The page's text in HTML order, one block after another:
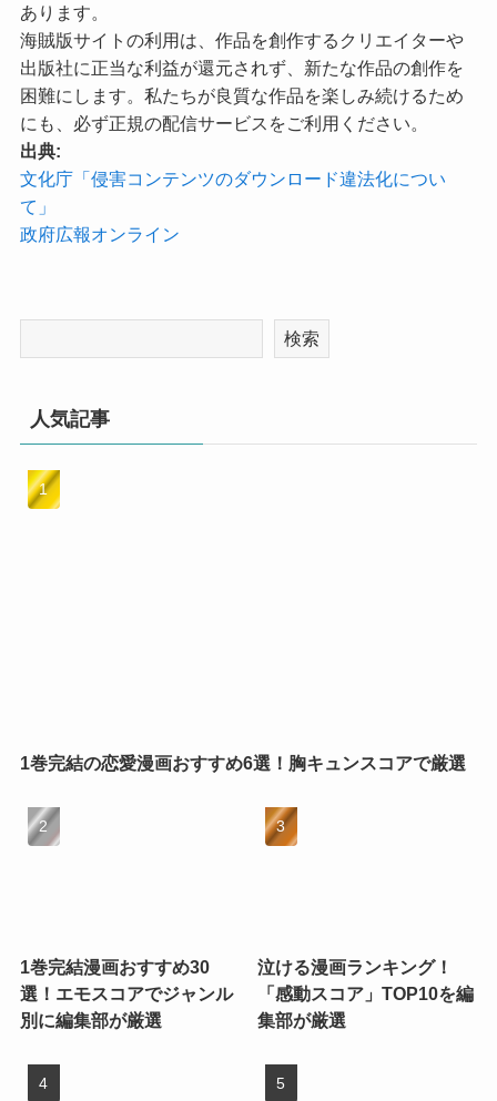
あります。
海賊版サイトの利用は、作品を創作するクリエイターや
出版社に正当な利益が還元されず、新たな作品の創作を
困難にします。私たちが良質な作品を楽しみ続けるため
にも、必ず正規の配信サービスをご利用ください。
出典:
文化庁「侵害コンテンツのダウンロード違法化につい
て」
政府広報オンライン
検索
人気記事
1巻完結の恋愛漫画おすすめ6選！胸キュンスコアで厳選
1巻完結漫画おすすめ30
選！エモスコアでジャンル
別に編集部が厳選
泣ける漫画ランキング！
「感動スコア」TOP10を編
集部が厳選